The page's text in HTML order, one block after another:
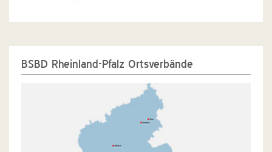
BSBD Rheinland-Pfalz Ortsverbände